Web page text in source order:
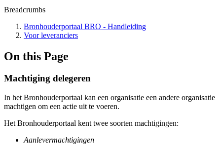
Breadcrumbs
Bronhouderportaal BRO - Handleiding
Voor leveranciers
On this Page
Machtiging delegeren
In het Bronhouderportaal kan een organisatie een andere organisatie
machtigen om een actie uit te voeren.
Het Bronhouderportaal kent twee soorten machtigingen:
Aanlevermachtigingen